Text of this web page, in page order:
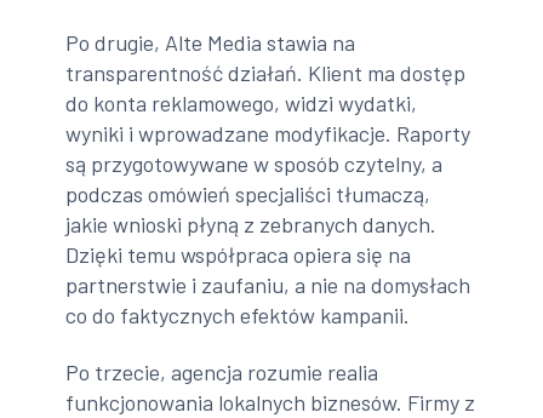
Po drugie, Alte Media stawia na
transparentność działań. Klient ma dostęp
do konta reklamowego, widzi wydatki,
wyniki i wprowadzane modyfikacje. Raporty
są przygotowywane w sposób czytelny, a
podczas omówień specjaliści tłumaczą,
jakie wnioski płyną z zebranych danych.
Dzięki temu współpraca opiera się na
partnerstwie i zaufaniu, a nie na domysłach
co do faktycznych efektów kampanii.
Po trzecie, agencja rozumie realia
funkcjonowania lokalnych biznesów. Firmy z